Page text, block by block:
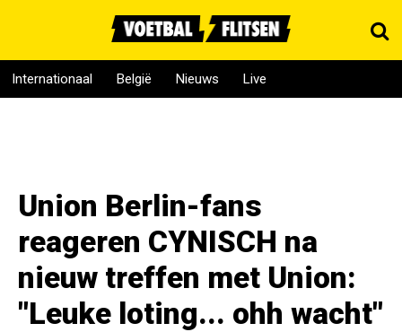
Internationaal België Nieuws Live
Union Berlin-fans
reageren CYNISCH na
nieuw treffen met Union:
"Leuke loting... ohh wacht"